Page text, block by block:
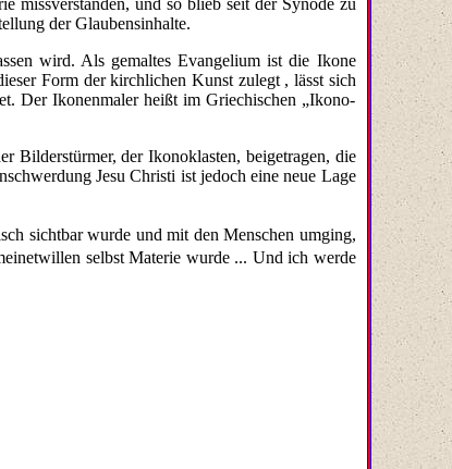
missverstanden, und so blieb seit der Synode zu
der Glaubensinhalte.
wird. Als gemaltes Evangelium ist die Ikone
Form der kirchlichen Kunst zulegt , lässt sich
Der Ikonenmaler heißt im Griechischen „Ikono-
Bilder­stürmer, der Ikonoklasten, beigetragen, die
Jesu Christi ist jedoch eine neue Lage
sichtbar wurde und mit den Menschen umging,
selbst Materie wurde ... Und ich werde